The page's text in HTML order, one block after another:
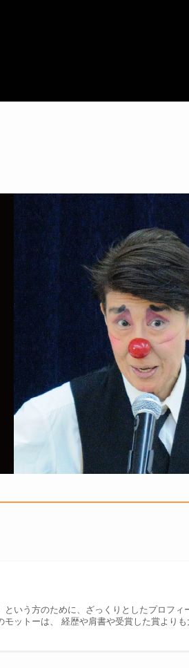
という方のために、ざっくりとしたプロフィ
モットーは、 経歴や肩書や受賞した賞より